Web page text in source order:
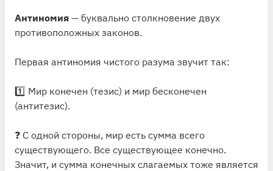
Антиномия — буквально столкновение двух
противоположных законов.
Первая антиномия чистого разума звучит так:
1️⃣ Мир конечен (тезис) и мир бесконечен
(антитезис).
❓ С одной стороны, мир есть сумма всего
существующего. Все существующее конечно.
Значит, и сумма конечных слагаемых тоже является